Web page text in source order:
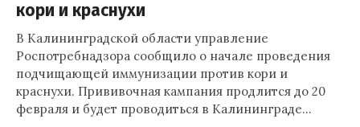
кори и краснухи
В Калининградской области управление
Роспотребнадзора сообщило о начале проведения
подчищающей иммунизации против кори и
краснухи. Прививочная кампания продлится до 20
февраля и будет проводиться в Калининграде…